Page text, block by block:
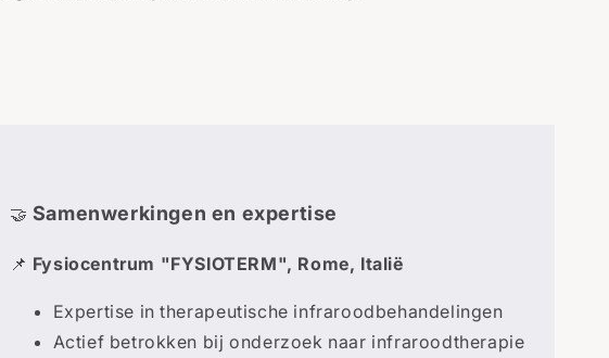
🤝 Samenwerkingen en expertise
📌 Fysiocentrum "FYSIOTERM", Rome, Italië
Expertise in therapeutische infraroodbehandelingen
Actief betrokken bij onderzoek naar infraroodtherapie